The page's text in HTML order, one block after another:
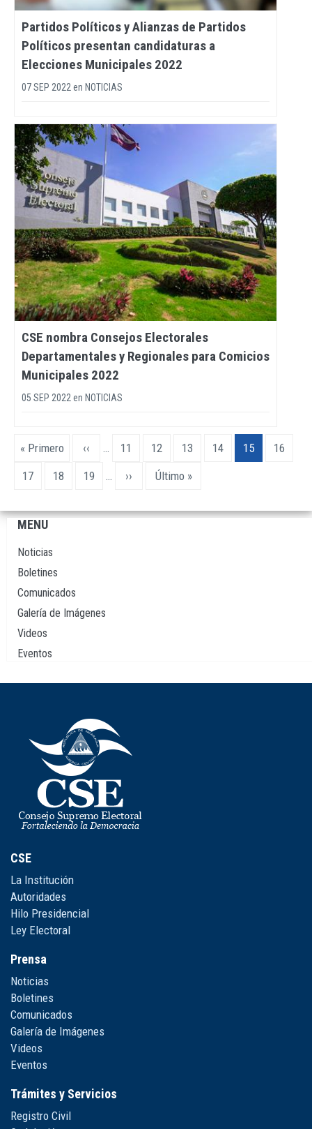
Partidos Políticos y Alianzas de Partidos
Políticos presentan candidaturas a
Elecciones Municipales 2022
07 SEP 2022 en NOTICIAS
CSE nombra Consejos Electorales
Departamentales y Regionales para Comicios
Municipales 2022
05 SEP 2022 en NOTICIAS
Paginación
Primera
« Primero
Página
‹‹ … Page
11 Page
12 Page
13 Page
14
Página
actual
15 Page
16
Page
17 Page
18 Page
19 …
Siguiente
››
Última
Último »
Navegación
principal
MENU
Noticias
Boletines
Comunicados
Galería de Imágenes
Videos
Eventos
CSE
La Institución
Autoridades
Hilo Presidencial
Ley Electoral
Prensa
Noticias
Boletines
Comunicados
Galería de Imágenes
Videos
Eventos
Trámites y Servicios
Registro Civil